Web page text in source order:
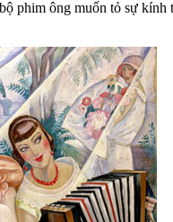
phim ông muốn tỏ sự